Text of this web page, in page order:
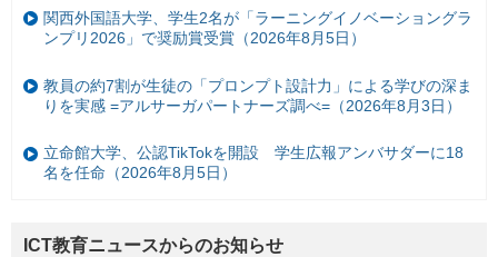
関西外国語大学、学生2名が「ラーニングイノベーショングラ
ンプリ2026」で奨励賞受賞（2026年8月5日）
教員の約7割が生徒の「プロンプト設計力」による学びの深ま
りを実感 =アルサーガパートナーズ調べ=（2026年8月3日）
立命館大学、公認TikTokを開設 学生広報アンバサダーに18
名を任命（2026年8月5日）
ICT教育ニュースからのお知らせ